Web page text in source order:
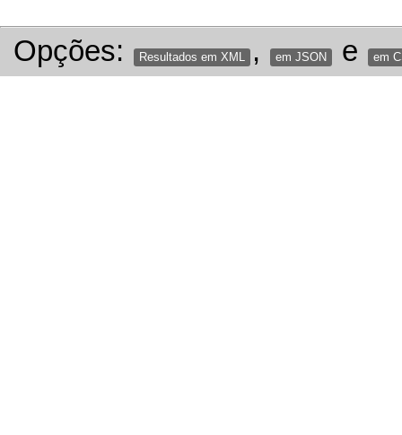
Opções: Resultados em XML , em JSON e em